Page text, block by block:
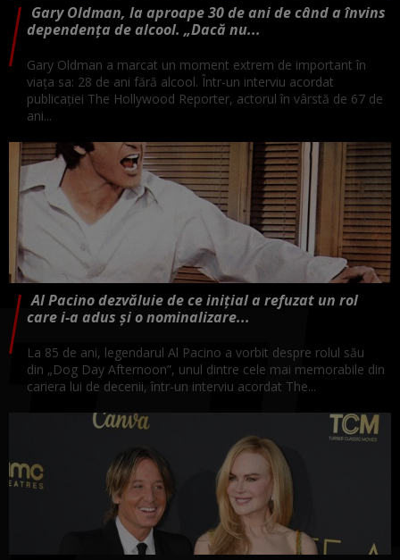
Gary Oldman, la aproape 30 de ani de când a învins
dependența de alcool. „Dacă nu...
Gary Oldman a marcat un moment extrem de important în
viața sa: 28 de ani fără alcool. Într-un interviu acordat
publicației The Hollywood Reporter, actorul în vârstă de 67 de
ani...
Al Pacino dezvăluie de ce inițial a refuzat un rol
care i-a adus și o nominalizare...
La 85 de ani, legendarul Al Pacino a vorbit despre rolul său
din „Dog Day Afternoon”, unul dintre cele mai memorabile din
cariera lui de decenii, într-un interviu acordat The...